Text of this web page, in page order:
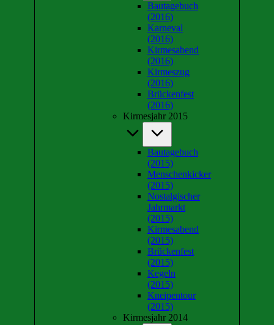
Bautagebuch
(2016)
Karneval
(2016)
Kirmesabend
(2016)
Kirmeszug
(2016)
Brückenfest
(2016)
Kirmesjahr 2015
Bautagebuch
(2015)
Menschenkicker
(2015)
Nostalgischer
Jahrmarkt
(2015)
Kirmesabend
(2015)
Brückenfest
(2015)
Kegeln
(2015)
Kneipentour
(2015)
Kirmesjahr 2014